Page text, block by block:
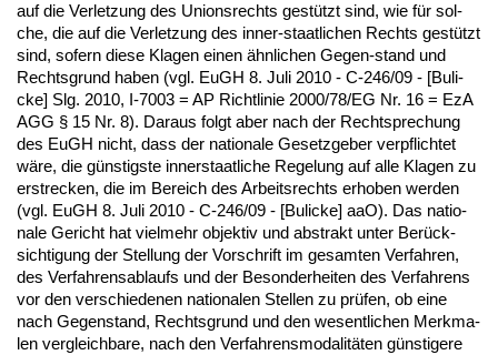
auf die Ver­let­zung des Uni­ons­rechts gestützt sind, wie für sol­
che, die auf die Ver­let­zung des in­ner-staat­li­chen Rechts gestützt
sind, so­fern die­se Kla­gen ei­nen ähn­li­chen Ge­gen-stand und
Rechts­grund ha­ben (vgl. EuGH 8. Ju­li 2010 - C-246/09 - [Buli­
cke] Slg. 2010, I-7003 = AP Richt­li­nie 2000/78/EG Nr. 16 = EzA
AGG § 15 Nr. 8). Dar­aus folgt aber nach der Recht­spre­chung
des EuGH nicht, dass der na­tio­na­le Ge­setz­ge­ber ver­pflich­tet
wäre, die güns­tigs­te in­ner­staat­li­che Re­ge­lung auf al­le Kla­gen zu
er­stre­cken, die im Be­reich des Ar­beits­rechts er­ho­ben wer­den
(vgl. EuGH 8. Ju­li 2010 - C-246/09 - [Buli­cke] aaO). Das na­tio­
na­le Ge­richt hat viel­mehr ob­jek­tiv und abs­trakt un­ter Berück­
sich­ti­gung der Stel­lung der Vor­schrift im ge­sam­ten Ver­fah­ren,
des Ver­fah­rens­ab­laufs und der Be­son­der­hei­ten des Ver­fah­rens
vor den ver­schie­de­nen na­tio­na­len Stel­len zu prüfen, ob ei­ne
nach Ge­gen­stand, Rechts­grund und den we­sent­li­chen Merk­ma­
len ver­gleich­ba­re, nach den Ver­fah­rens­mo­da­litäten güns­ti­ge­re